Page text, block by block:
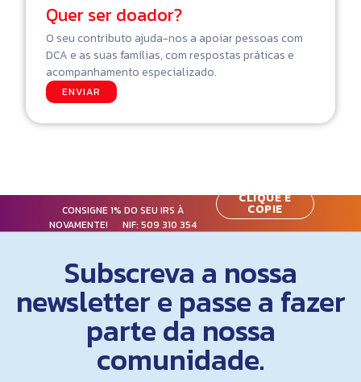
Quer ser doador?
O seu contributo ajuda-nos a apoiar pessoas com
DCA e as suas famílias, com respostas práticas e
acompanhamento especializado.
ENVIAR
CONSIGNE 1% DO SEU IRS À
NOVAMENTE! NIF:509 310 354
CLIQUE E
COPIE
Subscreva a nossa
newsletter e passe a fazer
parte da nossa
comunidade.